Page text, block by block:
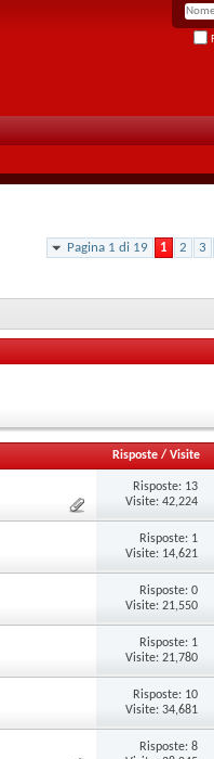
Pagina 1 di 19 1 2 3
Risposte /Visite
Risposte: 13
Visite: 42,224
Risposte: 1
Visite: 14,621
Risposte: 0
Visite: 21,550
Risposte: 1
Visite: 21,780
Risposte: 10
Visite: 34,681
Risposte: 8